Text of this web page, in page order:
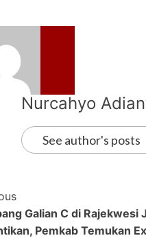
Nurcahyo
See author's posts
Galian C di Rajekwesi
Pemkab Temukan